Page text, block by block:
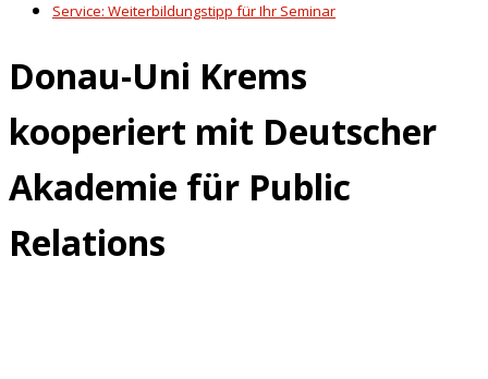
Service: Weiterbildungstipp für Ihr Seminar
Donau-Uni Krems
kooperiert mit Deutscher
Akademie für Public
Relations